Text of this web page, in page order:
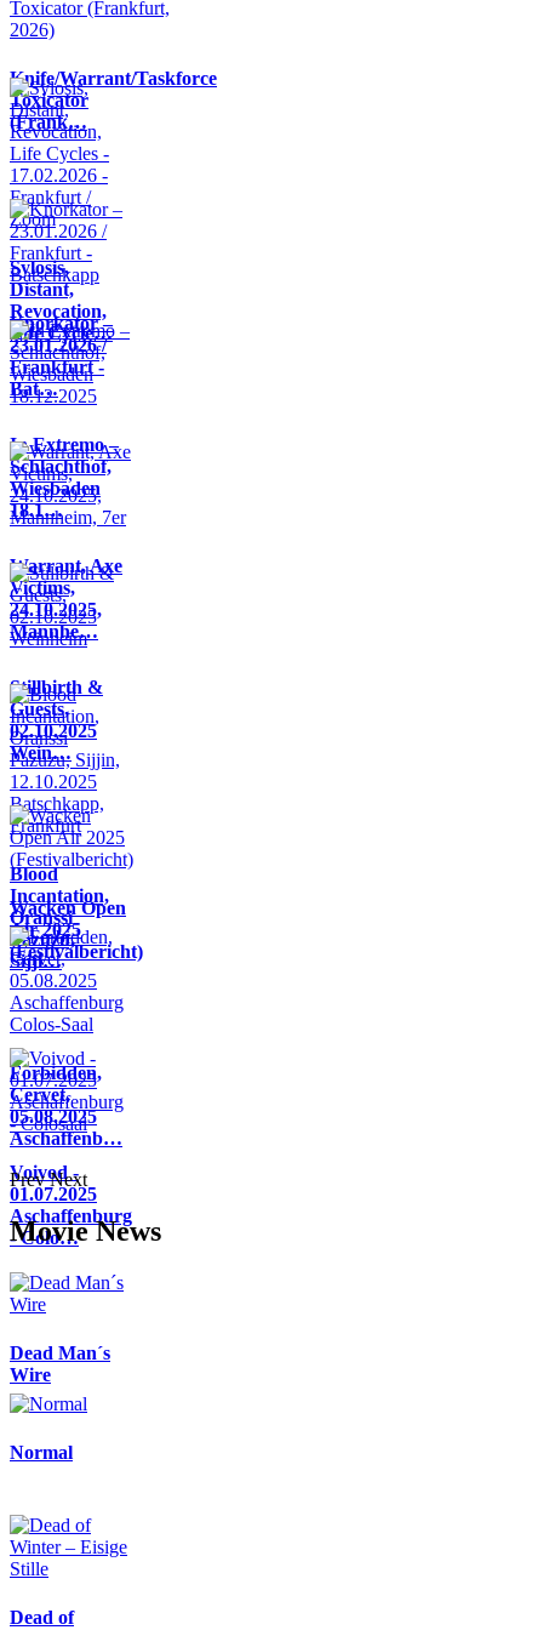
Knife/Warrant/Taskforce
Toxicator
(Frank…
Sylosis,
Distant,
Revocation,
Life Cycle…
Knorkator –
23.01.2026 /
Frankfurt -
Bat…
In Extremo –
Schlachthof,
Wiesbaden
18.1…
Warrant, Axe
Victims,
24.10.2025,
Mannhe…
Stillbirth &
Guests,
02.10.2025
Wein…
Blood
Incantation,
Oranssi
Pazuzu,
Sijji…
Wacken Open
Air 2025
(Festivalbericht)
Forbidden,
Cervet,
05.08.2025
Aschaffenb…
Voivod -
01.07.2025
Aschaffenburg
- Colo…
Prev Next
Movie News
Dead Man´s
Wire
Normal
Dead of